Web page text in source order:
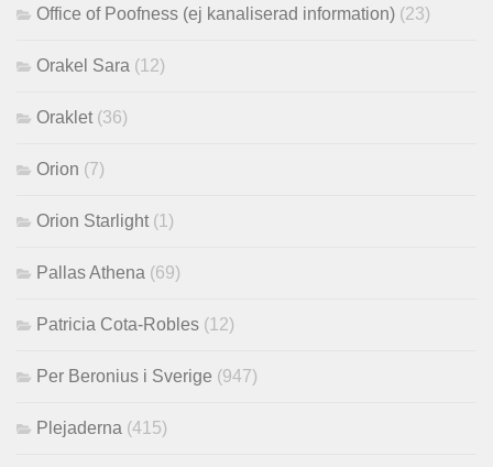
Office of Poofness (ej kanaliserad information) (23)
Orakel Sara (12)
Oraklet (36)
Orion (7)
Orion Starlight (1)
Pallas Athena (69)
Patricia Cota-Robles (12)
Per Beronius i Sverige (947)
Plejaderna (415)